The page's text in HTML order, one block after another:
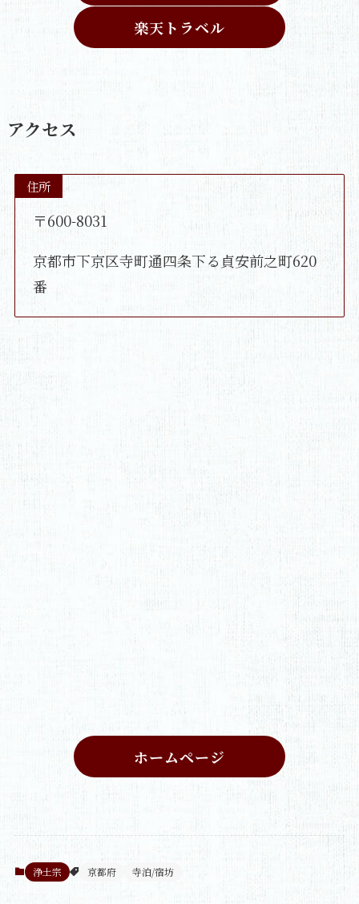
楽天トラベル
アクセス
住所
〒600-8031
京都市下京区寺町通四条下る貞安前之町620
番
ホームページ
浄土宗 京都府 寺泊/宿坊